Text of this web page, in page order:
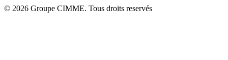
© 2026 Groupe CIMME. Tous droits reservés